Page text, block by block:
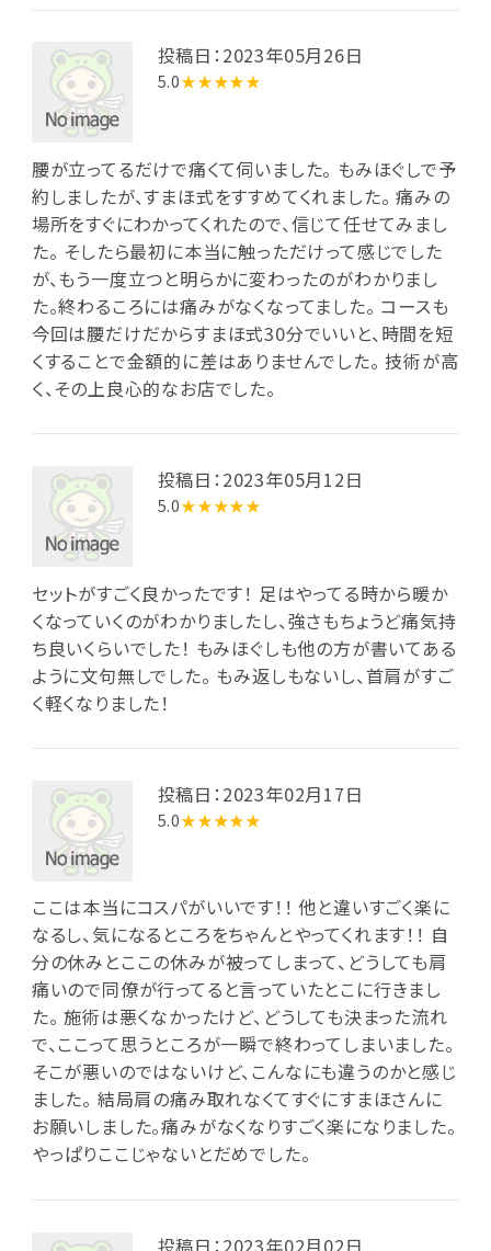
投稿日：2023年05月26日
5.0★★★★★
腰が立ってるだけで痛くて伺いました。 もみほぐしで予
約しましたが、すまほ式をすすめてくれました。 痛みの
場所をすぐにわかってくれたので、信じて任せてみまし
た。 そしたら最初に本当に触っただけって感じでした
が、もう一度立つと明らかに変わったのがわかりまし
た。終わるころには痛みがなくなってました。 コースも
今回は腰だけだからすまほ式30分でいいと、時間を短
くすることで金額的に差はありませんでした。 技術が高
く、その上良心的なお店でした。
投稿日：2023年05月12日
5.0★★★★★
セットがすごく良かったです！ 足はやってる時から暖か
くなっていくのがわかりましたし、強さもちょうど痛気持
ち良いくらいでした！ もみほぐしも他の方が書いてある
ように文句無しでした。 もみ返しもないし、首肩がすご
く軽くなりました！
投稿日：2023年02月17日
5.0★★★★★
ここは本当にコスパがいいです！！ 他と違いすごく楽に
なるし、気になるところをちゃんとやってくれます！！ 自
分の休みとここの休みが被ってしまって、どうしても肩
痛いので同僚が行ってると言っていたとこに行きまし
た。 施術は悪くなかったけど、どうしても決まった流れ
で、ここって思うところが一瞬で終わってしまいました。
そこが悪いのではないけど、こんなにも違うのかと感じ
ました。 結局肩の痛み取れなくてすぐにすまほさんに
お願いしました。痛みがなくなりすごく楽になりました。
やっぱりここじゃないとだめでした。
投稿日：2023年02月02日